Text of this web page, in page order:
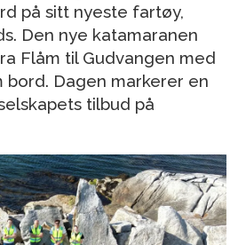
på sitt nyeste fartøy,
Den nye katamaranen
Flåm til Gudvangen med
bord. Dagen markerer en
tilbud på